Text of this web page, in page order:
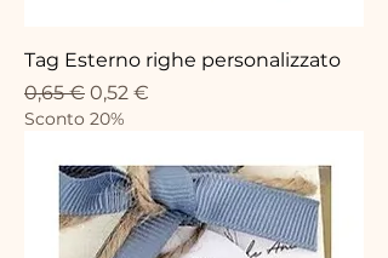
Tag Esterno righe personalizzato
Standardpreis
0,65 € Sale-Preis
0,52 €
Sconto 20%